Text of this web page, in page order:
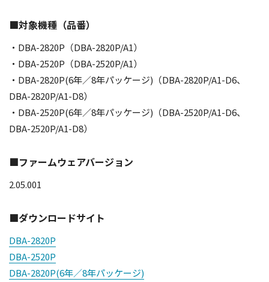
■対象機種（品番）
・DBA-2820P（DBA-2820P/A1）
・DBA-2520P（DBA-2520P/A1）
・DBA-2820P(6年／8年パッケージ)（DBA-2820P/A1-D6、
DBA-2820P/A1-D8）
・DBA-2520P(6年／8年パッケージ)（DBA-2520P/A1-D6、
DBA-2520P/A1-D8）
■ファームウェアバージョン
2.05.001
■ダウンロードサイト
DBA-2820P
DBA-2520P
DBA-2820P(6年／8年パッケージ)